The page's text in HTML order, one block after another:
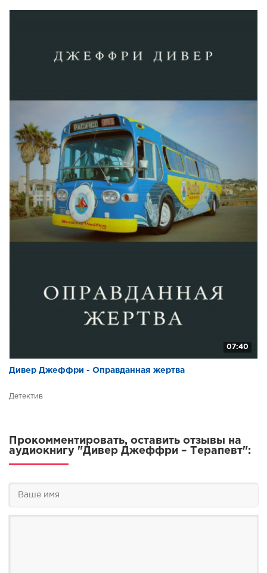
07:40
Дивер Джеффри - Оправданная жертва
Детектив
Прокомментировать, оставить отзывы на
аудиокнигу "Дивер Джеффри – Терапевт":